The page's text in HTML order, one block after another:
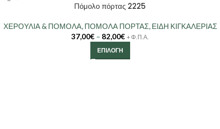
Πόμολο πόρτας 2225
ΧΕΡΟΥΛΙΑ & ΠΟΜΟΛΑ, ΠΟΜΟΛΑ ΠΟΡΤΑΣ, ΕΙΔΗ ΚΙΓΚΑΛΕΡΙΑΣ
37,00€ – 82,00€ + Φ.Π.Α.
ΕΠΙΛΟΓΉ